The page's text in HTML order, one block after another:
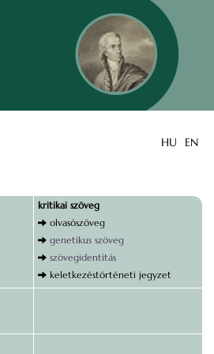
HU EN
kritikai szöveg
olvasószöveg
genetikus szöveg
szövegidentitás
keletkezéstörténeti jegyzet